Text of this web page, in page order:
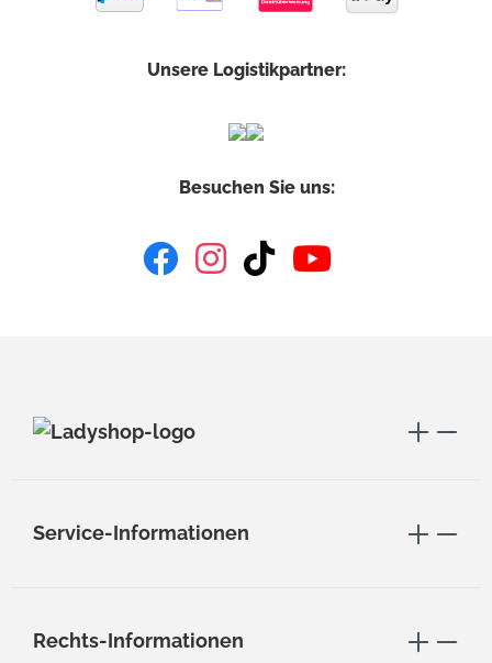
Unsere Logistikpartner:
Besuchen Sie uns:
Service-Informationen
Rechts-Informationen